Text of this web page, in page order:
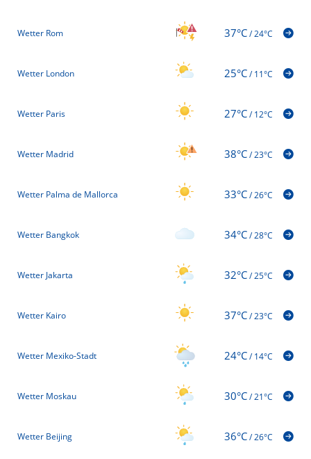
Wetter Rom 37°C/24°C
Wetter London 25°C/11°C
Wetter Paris 27°C/12°C
Wetter Madrid 38°C/23°C
Wetter Palma de Mallorca 33°C/26°C
Wetter Bangkok 34°C/28°C
Wetter Jakarta 32°C/25°C
Wetter Kairo 37°C/23°C
Wetter Mexiko-Stadt 24°C/14°C
Wetter Moskau 30°C/21°C
Wetter Beijing 36°C/26°C